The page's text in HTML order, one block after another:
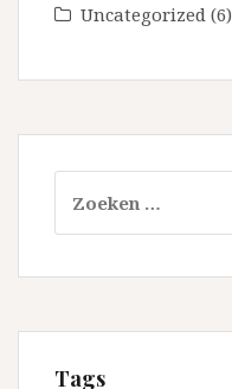
Uncategorized (6)
naar:
Tags